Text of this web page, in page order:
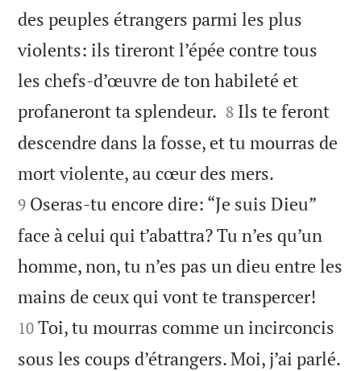
des peuples étrangers parmi les plus
violents: ils tireront l’épée contre tous
les chefs-d’œuvre de ton habileté et
profaneront ta splendeur. 

8 Ils te feront
descendre dans la fosse, et tu mourras de
mort violente, au cœur des mers.
9 Oseras-tu encore dire: “Je suis Dieu”
face à celui qui t’abattra? Tu n’es qu’un
homme, non, tu n’es pas un dieu entre les
mains de ceux qui vont te transpercer!
10 Toi, tu mourras comme un incirconcis
sous les coups d’étrangers. Moi, j’ai parlé.